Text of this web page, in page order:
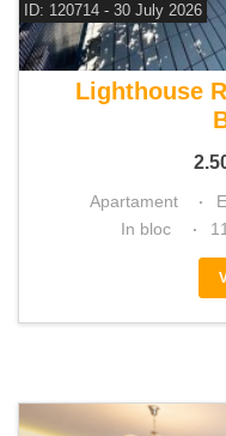
ID: 120714 - 30 July 2026
De inchiriat
Lighthouse
Apartament
In bloc